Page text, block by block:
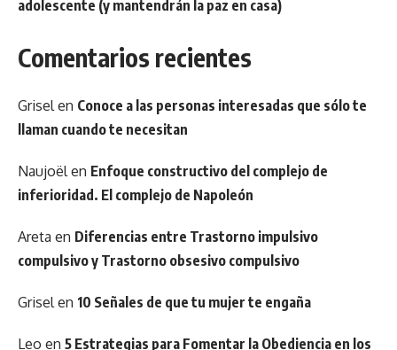
adolescente (y mantendrán la paz en casa)
Comentarios recientes
Griselen Conoce a las personas interesadas que sólo te
llaman cuando te necesitan
Naujoëlen Enfoque constructivo del complejo de
inferioridad. El complejo de Napoleón
Areta en Diferencias entre Trastorno impulsivo
compulsivo y Trastorno obsesivo compulsivo
Griselen 10 Señales de que tu mujer te engaña
Leo en 5 Estrategias para Fomentar la Obediencia en los